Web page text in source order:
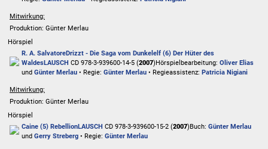
Mitwirkung:
Produktion: Günter Merlau
Hörspiel
R. A. SalvatoreDrizzt - Die Saga vom Dunkelelf (6) Der Hüter des
WaldesLAUSCH CD 978-3-939600-14-5 (2007)Hörspielbearbeitung: Oliver Elias
und Günter Merlau • Regie: Günter Merlau • Regieassistenz: Patricia Nigiani
Mitwirkung:
Produktion: Günter Merlau
Hörspiel
Caine (5) RebellionLAUSCH CD 978-3-939600-15-2 (2007)Buch: Günter Merlau
und Gerry Streberg • Regie: Günter Merlau